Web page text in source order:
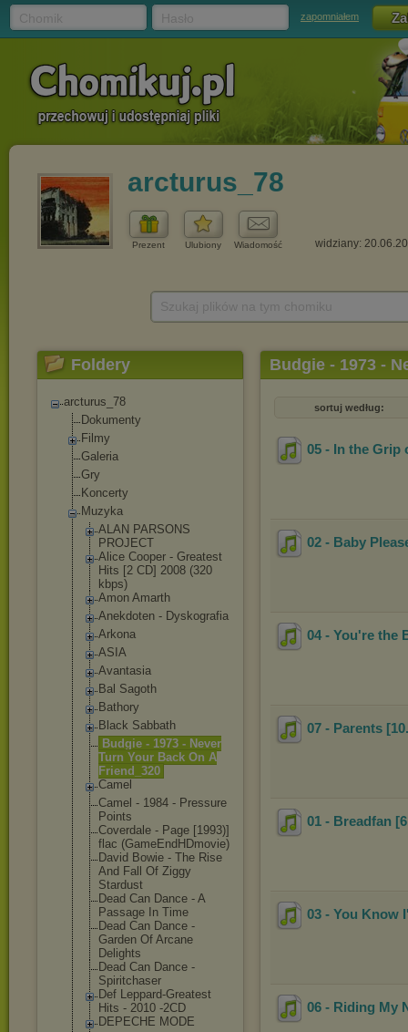
zapomniałem
arcturus_78
Prezent Ulubiony Wiadomość widziany:
Foldery
arcturus_78
Dokumenty
Filmy
Galeria
Gry
Koncerty
Muzyka
ALAN PARSONS
PROJECT
Alice Cooper - Greatest
Hits [2 CD] 2008 (320
kbps)
Amon Amarth
Anekdoten - Dyskografia
Arkona
ASIA
Avantasia
Bal Sagoth
Bathory
Black Sabbath
Budgie - 1973 - Never
Turn Your Back On A
Friend_320
Camel
Camel - 1984 - Pressure
Points
Coverdale - Page [1993)]
flac (GameEndHDmovie)
David Bowie - The Rise
And Fall Of Ziggy
Stardust
Dead Can Dance - A
Passage In Time
Dead Can Dance -
Garden Of Arcane
Delights
Dead Can Dance -
Spiritchaser
Def Leppard-Greatest
Hits - 2010 -2CD
DEPECHE MODE
Budgie - 1973 -
sortuj według:
05 - In the Grip
02 - Baby
04 - You're the
07 - Parents
01 - Breadfan
03 - You Know
06 - Riding My